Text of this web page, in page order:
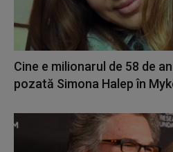
Cine e milionarul de 58 de
pozată Simona Halep în